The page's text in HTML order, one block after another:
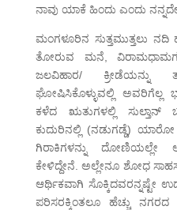
ನಾವು ಯಾಕೆ ಹಿಂದು ಎಂದು
ಮಂಗಳೂರಿನ ಸುತ್ತಮುತ್ತಲು ನದಿ
ತೋರುವ ಮನೆ,
ಜಲವಿಹಾರ/ ಕ್ರೀಡೆಯನ್ನು
ಘೋಷಿಸಿಕೊಳ್ಳುವಲ್ಲಿ
ಕಳೆದ ಋತುಗಳಲ್ಲಿ ಸುಲ್ತಾನ್
ಕುದುರಿನಲ್ಲಿ (ನಡುಗಡ್ಡೆ)
ಗಿರಾಕಿಗಳನ್ನು ದೋಣಿಯಲ್ಲೇ
ಕೇಳಿದ್ದೇನೆ. ಅಲ್ಲೇನೂ ಶೋಧ
ಆರ್ಥಿಕವಾಗಿ ಸೊಕ್ಕಿದವರನ್ನಷ್ಟೇ
ಪರಿಸರಕ್ಕಿಂತಲೂ ಹೆಚ್ಚು